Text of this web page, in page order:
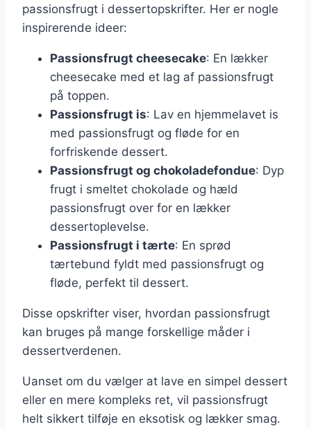
passionsfrugt i dessertopskrifter. Her er nogle
inspirerende ideer:
Passionsfrugt cheesecake: En lækker
cheesecake med et lag af passionsfrugt
på toppen.
Passionsfrugt is: Lav en hjemmelavet is
med passionsfrugt og fløde for en
forfriskende dessert.
Passionsfrugt og chokoladefondue: Dyp
frugt i smeltet chokolade og hæld
passionsfrugt over for en lækker
dessertoplevelse.
Passionsfrugt i tærte: En sprød
tærtebund fyldt med passionsfrugt og
fløde, perfekt til dessert.
Disse opskrifter viser, hvordan passionsfrugt
kan bruges på mange forskellige måder i
dessertverdenen.
Uanset om du vælger at lave en simpel dessert
eller en mere kompleks ret, vil passionsfrugt
helt sikkert tilføje en eksotisk og lækker smag.